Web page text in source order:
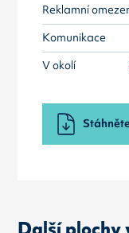
Reklamní
Komunikace
V okolí